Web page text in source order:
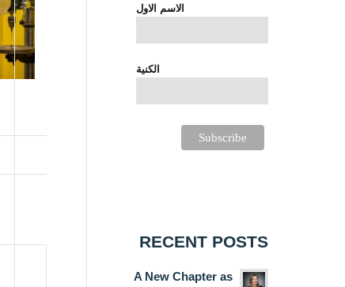
الاسم الاول
الكنية
RECENT POSTS
A New Chapter as